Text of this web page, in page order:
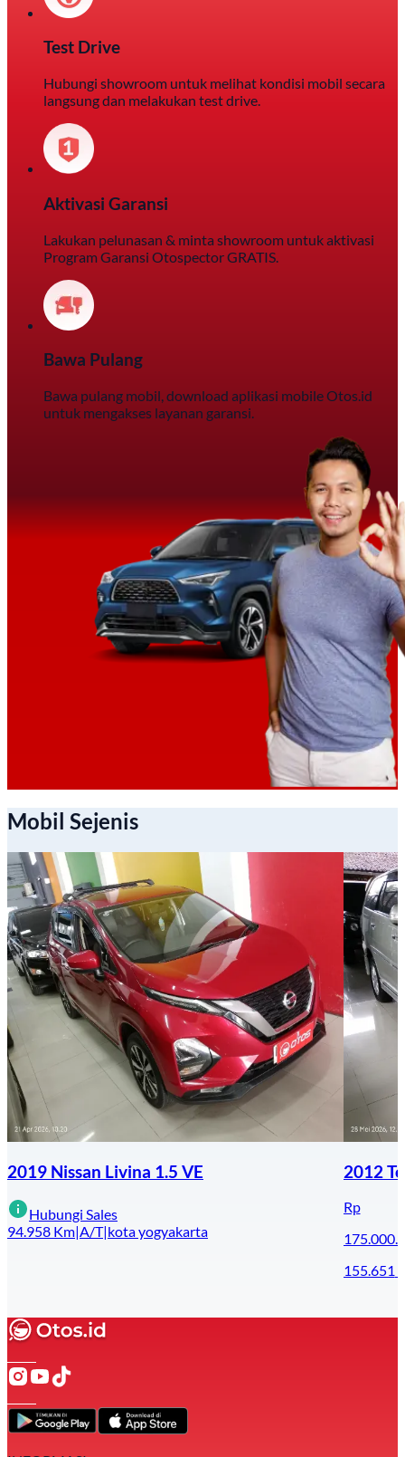
Test Drive
Hubungi showroom untuk melihat kondisi mobil secara
langsung dan melakukan test drive.
Aktivasi Garansi
Lakukan pelunasan & minta showroom untuk aktivasi
Program Garansi Otospector GRATIS.
Bawa Pulang
Bawa pulang mobil, download aplikasi mobile Otos.id
untuk mengakses layanan garansi.
Mobil Sejenis
2019 Nissan Livina 1.5 VE
Hubungi Sales
94.958 Km|A/T|kota yogyakarta
2012
Rp
155.651